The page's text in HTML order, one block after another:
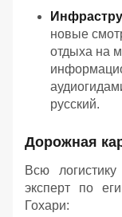
новые
отдыха на
русский.
Дорожная
Всю
эксперт по
Гохари: